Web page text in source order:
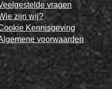
vragen
zijn wij?
Kennisgeving
voorwaarden